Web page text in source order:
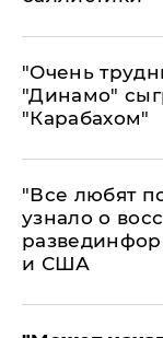
"Очень
"Динамо"
"Карабахом"
​"Все любят
узнало о
и США